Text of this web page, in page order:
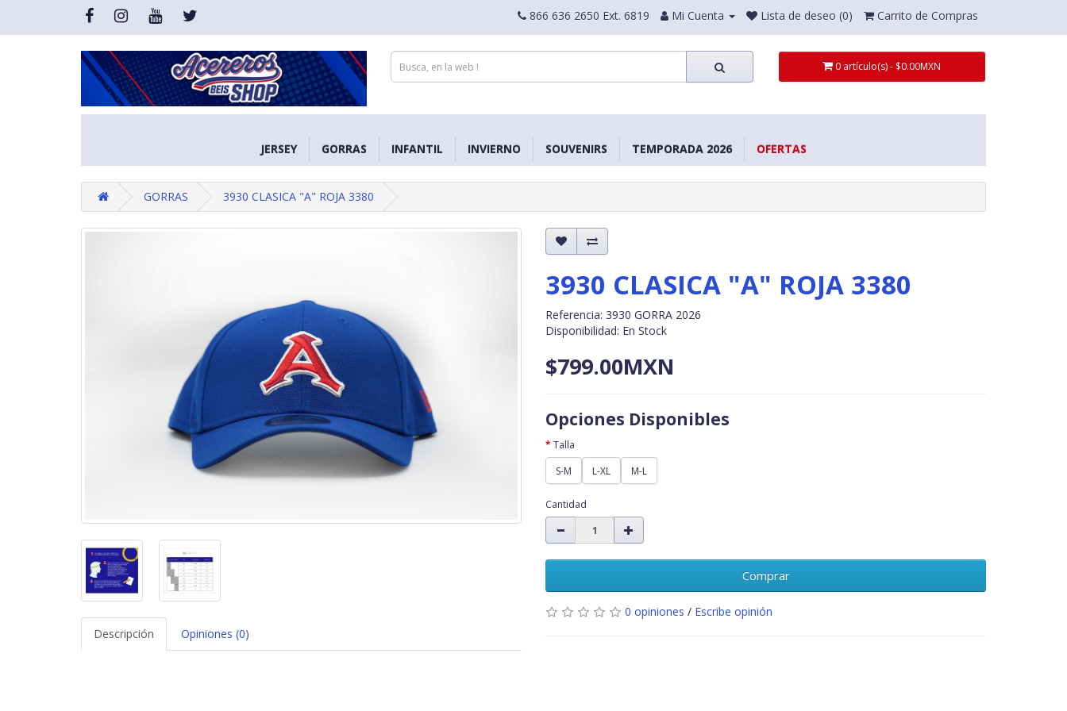
866 636 2650 Ext. 6819 Mi Cuenta Lista de deseo (0) Carrito de Compras
0 artículo(s) - $0.00MXN
JERSEY GORRAS INFANTIL INVIERNO SOUVENIRS TEMPORADA 2026 OFERTAS
GORRAS 3930 CLASICA "A" ROJA 3380
Descripción Opiniones (0)
3930 CLASICA "A" ROJA 3380
Referencia: 3930 GORRA 2026
Disponibilidad: En Stock
$799.00MXN
Opciones Disponibles
Talla
S-M
L-XL M-L
Cantidad
Comprar
0 opiniones / Escribe opinión